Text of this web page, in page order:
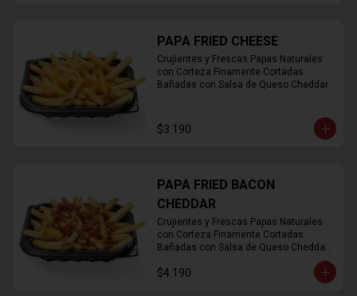
PAPA FRIED CHEESE
Crujientes y Frescas Papas Naturales
con Corteza Finamente Cortadas
Bañadas con Salsa de Queso Cheddar
$3.190
PAPA FRIED BACON
CHEDDAR
Crujientes y Frescas Papas Naturales
con Corteza Finamente Cortadas
Bañadas con Salsa de Queso Cheddar
$4.190